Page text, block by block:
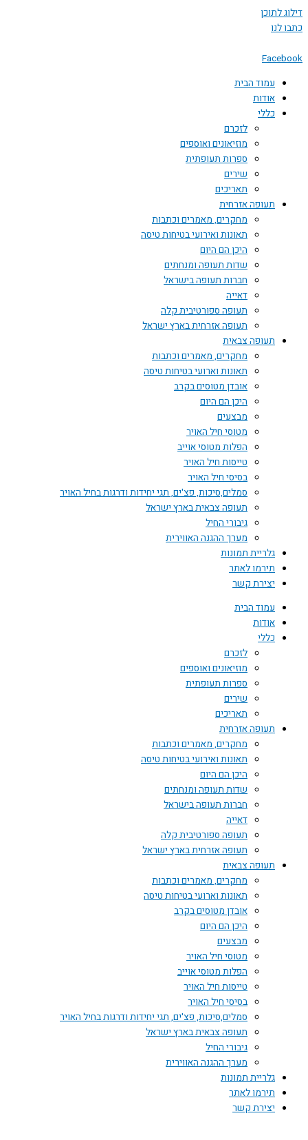
דילוג לתוכן
כתבו לנו
Facebook
עמוד הבית
אודות
כללי
לזכרם
מוזיאונים ואוספים
ספרות תעופתית
שירים
תאריכים
תעופה אזרחית
מחקרים, מאמרים וכתבות
תאונות ואירועי בטיחות טיסה
היכן הם היום
שדות תעופה ומנחתים
חברות תעופה בישראל
דאייה
תעופה ספורטיבית קלה
תעופה אזרחית בארץ ישראל
תעופה צבאית
מחקרים, מאמרים וכתבות
תאונות וארועי בטיחות טיסה
אובדן מטוסים בקרב
היכן הם היום
מבצעים
מטוסי חיל האויר
הפלות מטוסי אוייב
טייסות חיל האויר
בסיסי חיל האויר
סמלים,סיכות, פצ'ים, תגי יחידות ודרגות בחיל האויר
תעופה צבאית בארץ ישראל
גיבורי החיל
מערך ההגנה האווירית
גלריית תמונות
תירמו לאתר
יצירת קשר
עמוד הבית
אודות
כללי
לזכרם
מוזיאונים ואוספים
ספרות תעופתית
שירים
תאריכים
תעופה אזרחית
מחקרים, מאמרים וכתבות
תאונות ואירועי בטיחות טיסה
היכן הם היום
שדות תעופה ומנחתים
חברות תעופה בישראל
דאייה
תעופה ספורטיבית קלה
תעופה אזרחית בארץ ישראל
תעופה צבאית
מחקרים, מאמרים וכתבות
תאונות וארועי בטיחות טיסה
אובדן מטוסים בקרב
היכן הם היום
מבצעים
מטוסי חיל האויר
הפלות מטוסי אוייב
טייסות חיל האויר
בסיסי חיל האויר
סמלים,סיכות, פצ'ים, תגי יחידות ודרגות בחיל האויר
תעופה צבאית בארץ ישראל
גיבורי החיל
מערך ההגנה האווירית
גלריית תמונות
תירמו לאתר
יצירת קשר